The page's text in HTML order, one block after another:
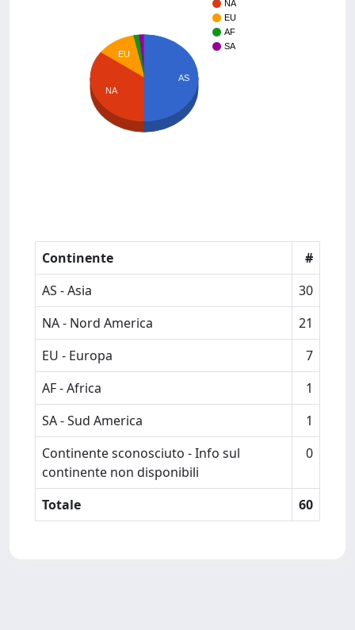
NA
EU
AF
SA
EU
NA
AS
Continente
#
AS - Asia
30
NA - Nord America
21
EU - Europa
7
AF - Africa
1
SA - Sud America
1
Continente sconosciuto - Info sul
continente non disponibili
0
Totale 60